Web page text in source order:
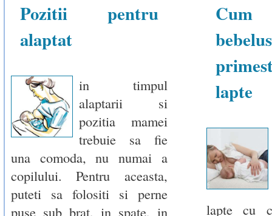
Pozitii pentru
alaptat
in timpul
alaptarii si
pozitia mamei
trebuie sa fie
una comoda, nu numai a
copilului. Pentru aceasta,
puteti sa folositi si perne
puse sub brat, in spate, in
lapte
lapte cu